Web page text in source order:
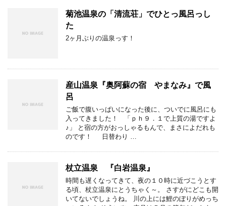
菊池温泉の「清流荘」でひとっ風呂っし
た
2ヶ月ぶりの温泉っす！
産山温泉『奥阿蘇の宿 やまなみ』で風
呂
ご飯で腹いっぱいになった後に、ついでに風呂にも
入ってきました！ 「ｐｈ９．１で上質の湯ですよ
♪」 と宿の方がおっしゃるもんで、まさによだれも
のです！ 日替わり …
杖立温泉 『白岩温泉』
時間も遅くなってきて、夜の１０時に近づこうとす
る頃、杖立温泉にとうちゃく～。 さすがにどこも開
いてないでしょうね。 川の上には鯉のぼりがめっち